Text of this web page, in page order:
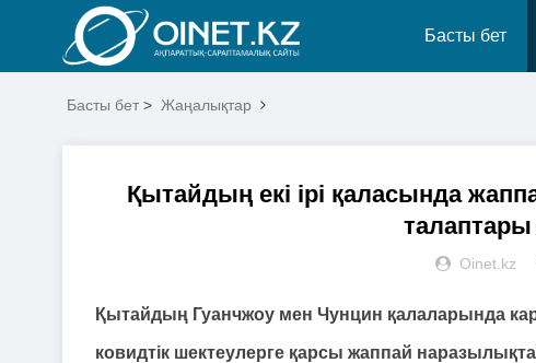
Басты бет
Басты бет > Жаңалықтар
Қытайдың екі ірі қаласында
талаптары
Oinet.kz
Қытайдың Гуанчжоу мен Чунцин қалаларында
ковидтік шектеулерге қарсы жаппай